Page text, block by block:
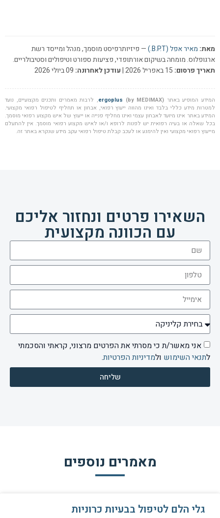
מאת: מאיר אפל (B.P.T.)
— פיזיותרפיסט מוסמך, מנהל ומייסד רשת
ארגופלוס. מומחה בשיקום אורתופדי, פציעות ספורט וטיפולים וסטיבולריים.
תאריך פרסום:
עודכן לאחרונה:
המידע המופיע באתר ergoplus (by MEDIMAX)
, לרבות מאמרים ותכנים מקצועיים, נועד
למטרות מידע כללי בלבד ואינו מהווה ייעוץ רפואי, אבחון או תחליף לטיפול רפואי מקצועי.
המידע באתר אינו מיועד לאבחון עצמי ואינו מחליף פנייה או ייעוץ של איש מקצוע רפואי מוסמך.
בכל שאלה או בעיה רפואית יש לפנות לרופא ו/או לאיש מקצוע רפואי מוסמך. אין להתעלם
מייעוץ רפואי מקצועי ואין להימנע או לעכב קבלת טיפול רפואי עקב מידע שנקרא באתר זה.
השאירו פרטים ונחזור אליכם
עם הכוונה מקצועית
אני מאשר/ת כי מסרתי את הפרטים מרצוני, קראתי והסכמתי
לתנאי השימוש ולמדיניות הפרטיות.
שליחה
מאמרים נוספים
גלי הלם לטיפול בבעיות כרוניות